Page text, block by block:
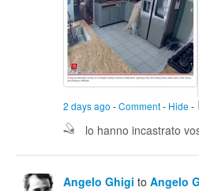
2 days ago -Comment- Hide -
lo hanno incastrato
Angelo Ghigi to Angelo